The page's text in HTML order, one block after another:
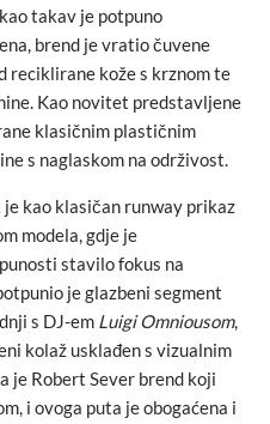
takav je potpuno
brend je vratio čuvene
reciklirane kože s krznom te
Kao novitet predstavljene
klasičnim plastičnim
s naglaskom na održivost.
kao klasičan runway prikaz
modela, gdje je
stavilo fokus na
je glazbeni segment
s DJ-em Luigi Omniousom,
kolaž usklađen s vizualnim
je Robert Sever brend koji
i ovoga puta je obogaćena i